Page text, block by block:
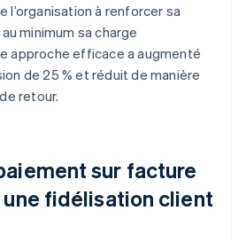
l’organisation à renforcer sa
minimum sa charge
approche efficace a augmenté
de 25 % et réduit de manière
retour.
sur facture
fidélisation client